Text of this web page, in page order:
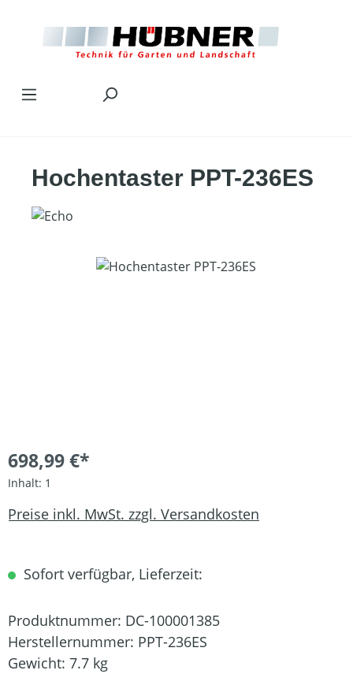
Hochentaster PPT-236ES
Bildergalerie überspringen
698,99 €*
Inhalt: 1
Preise inkl. MwSt. zzgl. Versandkosten
Sofort verfügbar, Lieferzeit:
Produktnummer: DC-100001385
Herstellernummer: PPT-236ES
Gewicht: 7.7 kg